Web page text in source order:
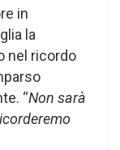
in
la
nel ricordo
“Non sarà